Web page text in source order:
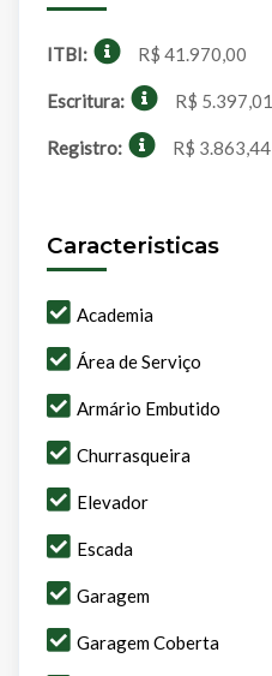
ITBI: R$ 41.970,00
Escritura: R$ 5.397,01
Registro: R$ 3.863,44
Caracteristicas
Academia
Área de Serviço
Armário Embutido
Churrasqueira
Elevador
Escada
Garagem
Garagem Coberta